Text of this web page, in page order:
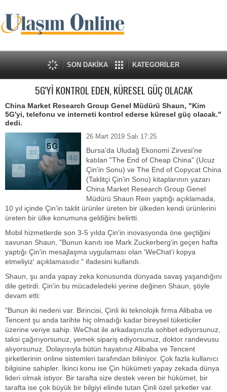
SON DAKİKA KATEGORİLER
5G'Yİ KONTROL EDEN, KÜRESEL GÜÇ OLACAK
China Market Research Group Genel Müdürü Shaun, "Kim
5G'yi, telefonu ve interneti kontrol ederse küresel güç olacak."
dedi.
26 Mart 2019 Salı 17:25
Bursa'da Uludağ Ekonomi Zirvesi'ne
katılan "The End of Cheap China" (Ucuz
Çin'in Sonu) ve The End of Copycat China
(Taklitçi Çin'in Sonu) kitaplarının yazarı
China Market Research Group Genel
Müdürü Shaun Rein yaptığı açıklamada,
10 yıl içinde Çin'in taklit ürünler üreten bir ülkeden kendi ürünlerini
üreten bir ülke konumuna geldiğini belirtti.
Mobil hizmetlerde son 3-5 yılda Çin'in inovasyonda öne geçtiğini
savunan Shaun, "Bunun kanıtı ise Mark Zuckerberg'in geçen hafta
yaptığı Çin'in mesajlaşma uygulaması olan 'WeChat'i kopya
etmeliyiz' açıklamasıdır." ifadesini kullandı.
Shaun, şu anda yapay zeka konusunda dünyada savaş yaşandığını
dile getirdi. Çin'in bu mücadeledeki yerine değinen Shaun, şöyle
devam etti:
"Bunun iki nedeni var. Birincisi, Çinli iki teknolojik firma Alibaba ve
Tencent şu anda tarihte hiç olmadığı kadar bireysel tüketiciler
üzerine veriye sahip. WeChat ile arkadaşınızla sohbet ediyorsunuz,
taksi çağırıyorsunuz, yemek sipariş ediyorsunuz, doktor randevusu
alıyorsunuz. Dolayısıyla bütün hayatınız Alibaba ve Tencent
şirketlerinin online sistemleri tarafından biliniyor. Çok fazla kullanıcı
bilgisine sahipler. İkinci konu ise Çin hükümeti yapay zekada dünya
lideri olmak istiyor. Bir tarafta size destek veren bir hükümet, bir
tarafta ise çok büyük bir bilgiyi elinde tutan Çinli özel şirketler var.